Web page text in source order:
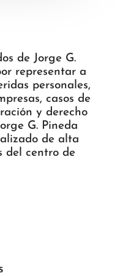
de Jorge G.
representar a
personales,
casos de
y derecho
G. Pineda
de alta
del centro de